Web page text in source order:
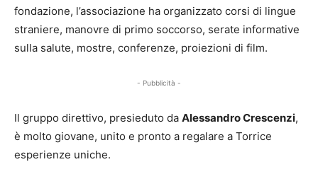
fondazione, l’associazione ha organizzato corsi di lingue
straniere, manovre di primo soccorso, serate informative
sulla salute, mostre, conferenze, proiezioni di film.
- Pubblicità -
Il gruppo direttivo, presieduto da Alessandro Crescenzi,
è molto giovane, unito e pronto a regalare a Torrice
esperienze uniche.